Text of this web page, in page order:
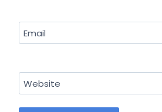
Email
Website